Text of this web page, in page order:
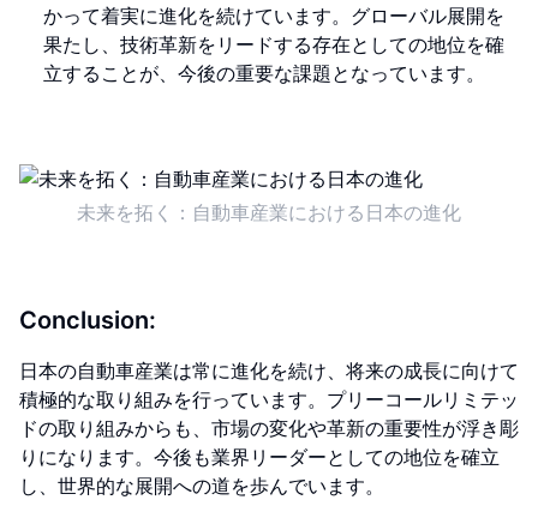
かって着実に進化を続けています。グローバル展開を
果たし、技術革新をリードする存在としての地位を確
立することが、今後の重要な課題となっています。
未来を拓く：自動車産業における日本の進化
Conclusion:
日本の自動車産業は常に進化を続け、将来の成長に向けて
積極的な取り組みを行っています。プリーコールリミテッ
ドの取り組みからも、市場の変化や革新の重要性が浮き彫
りになります。今後も業界リーダーとしての地位を確立
し、世界的な展開への道を歩んでいます。